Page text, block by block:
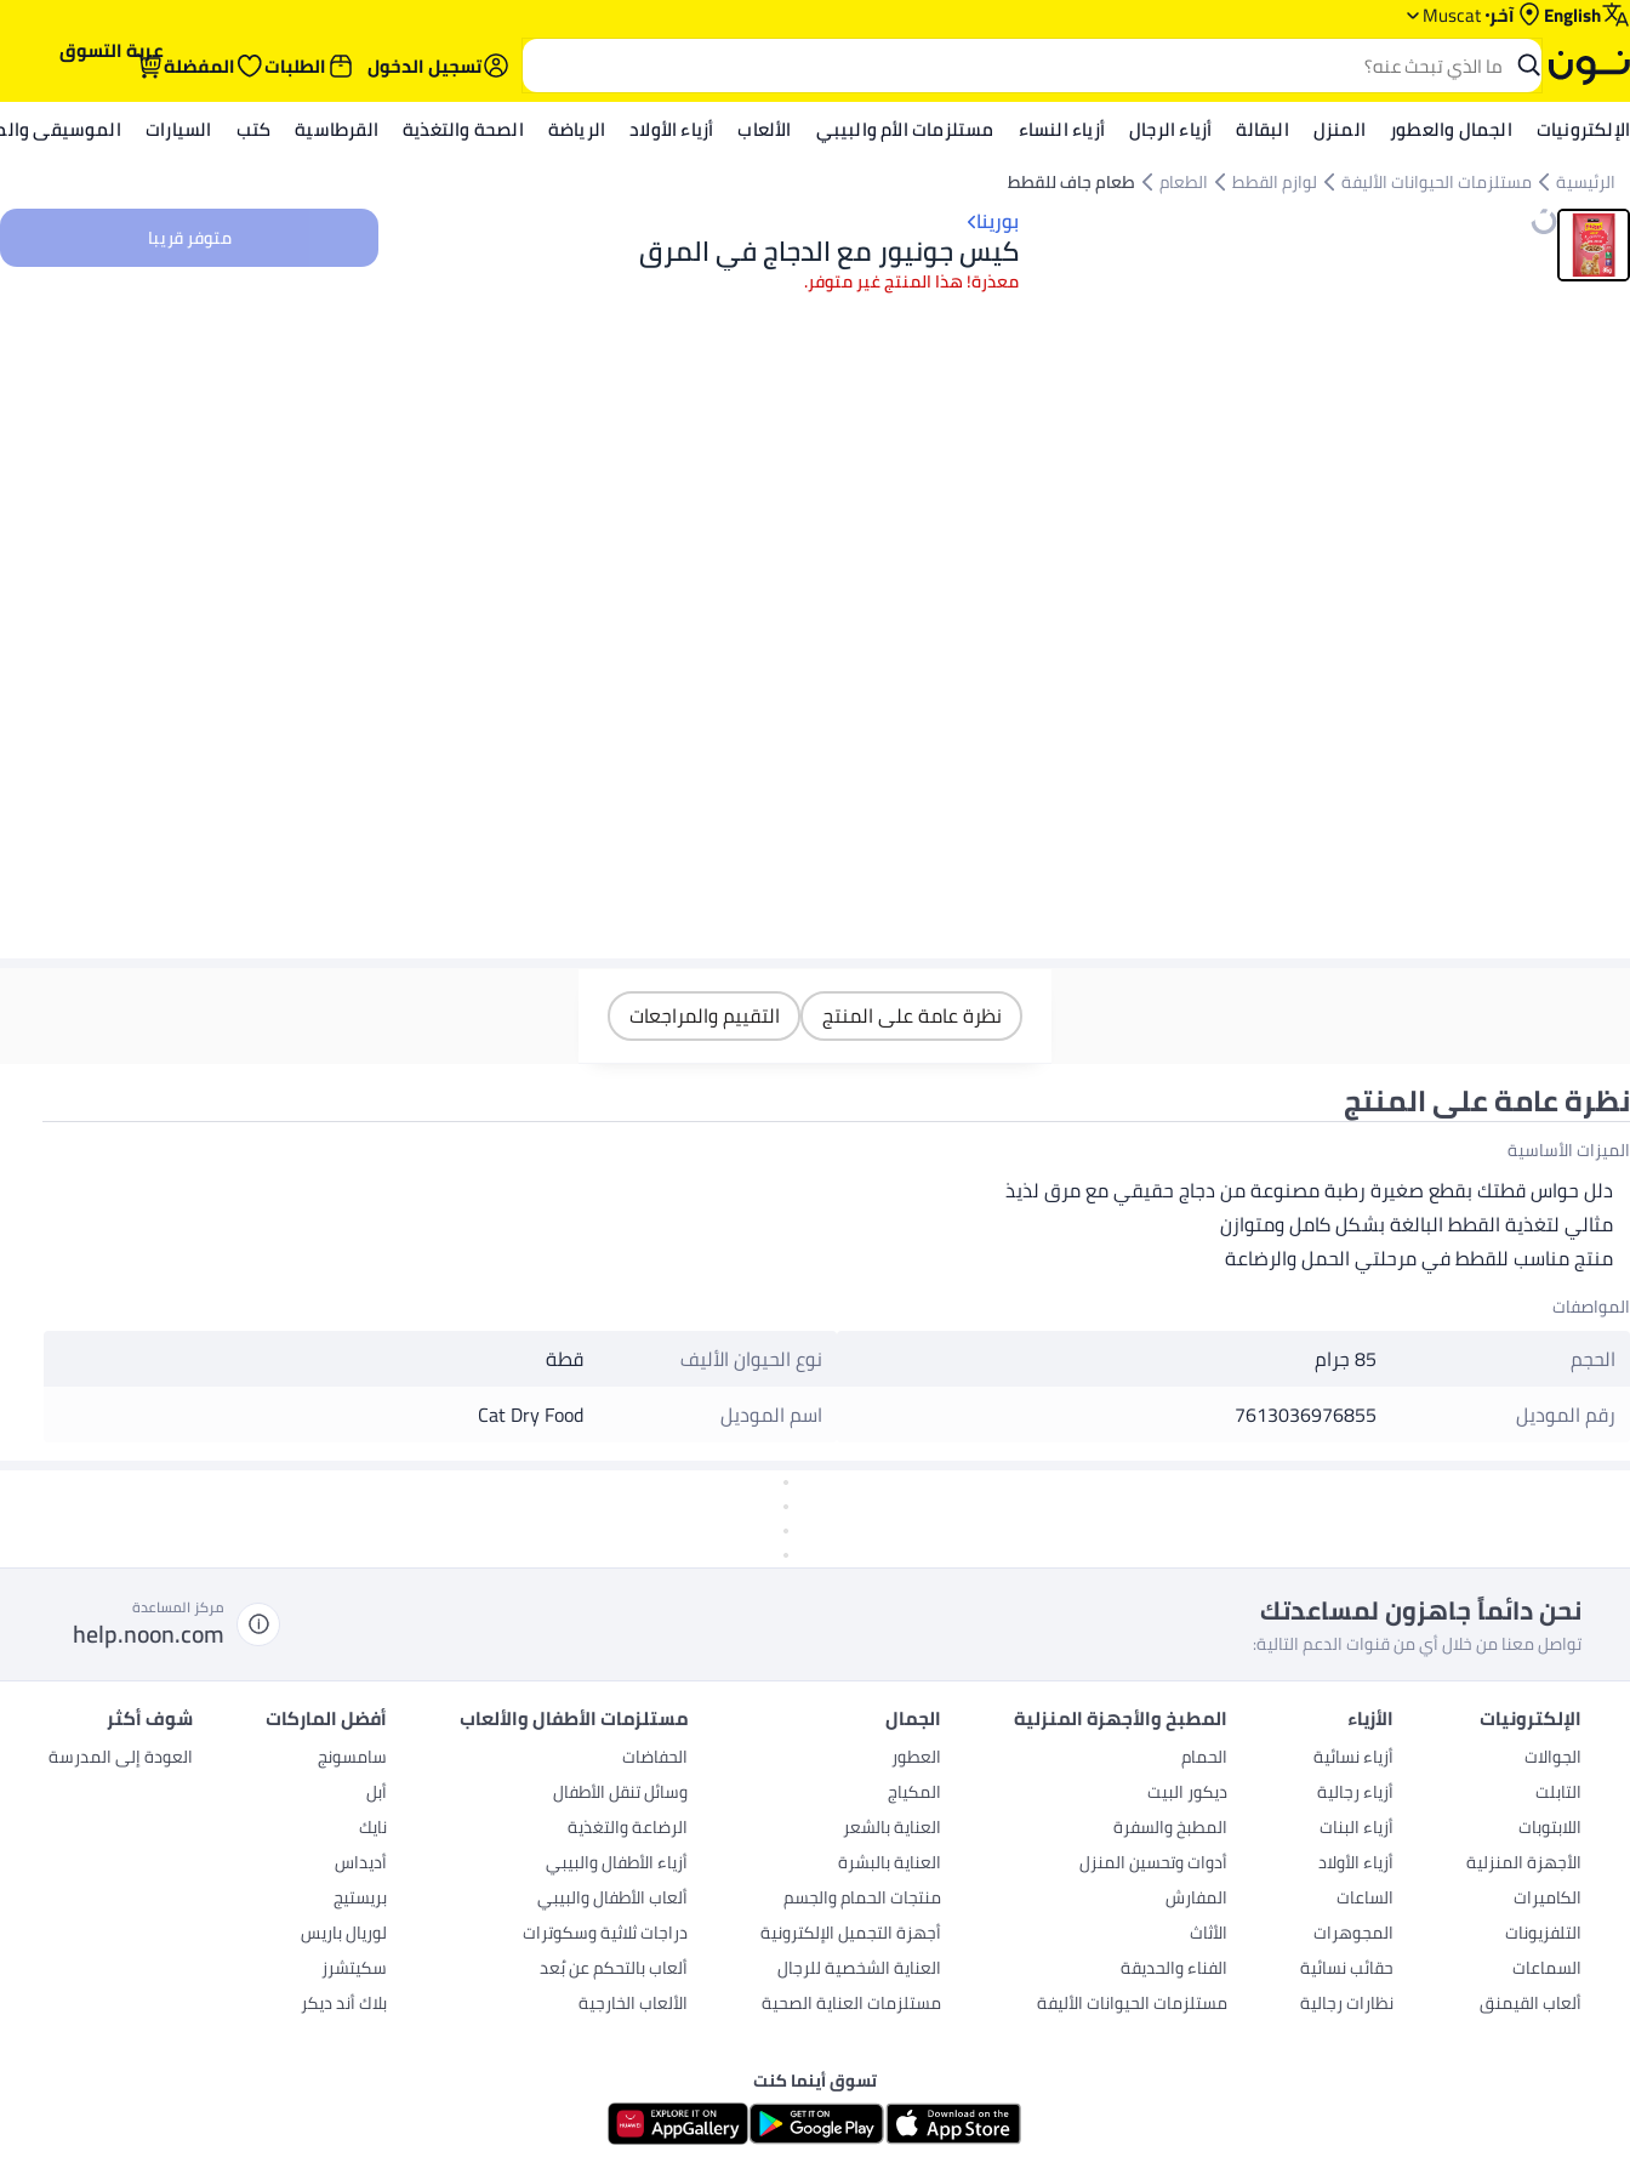
English آخر Muscat
تسجيل الدخول
الطلبات المفضلةعربة التسوق
الإلكترونيات الجمال والعطور المنزل البقالة أزياء الرجال أزياء النساء مستلزمات الأم والبيبي الألعاب أزياء الأولاد الرياضة الصحة والتغذية القرطاسية كتب السيارات الموسيقى
الرئيسية مستلزمات الحيوانات الأليفة لوازم القطط الطعام طعام جاف للقطط
بورينا
كيس جونيور مع الدجاج في المرق
معذرة! هذا المنتج غير متوفر.
متوفر قريبا
نظرة عامة على المنتج التقييم والمراجعات
نظرة عامة على المنتج
الميزات الأساسية
دلل حواس قطتك بقطع صغيرة رطبة مصنوعة من دجاج حقيقي مع مرق لذيذ
مثالي لتغذية القطط البالغة بشكل كامل ومتوازن
منتج مناسب للقطط في مرحلتي الحمل والرضاعة
المواصفات
الحجم
85 جرام
رقم الموديل
7613036976855
نوع الحيوان الأليف
قطة
اسم الموديل
Cat Dry Food
نحن دائماً جاهزون لمساعدتك
تواصل معنا من خلال أي من قنوات الدعم التالية:
مركز المساعدة
help.noon.com
الإلكترونيات
الجوالات
التابلت
اللابتوبات
الأجهزة المنزلية
الكاميرات
التلفزيونات
السماعات
ألعاب القيمنق
الأزياء
أزياء نسائية
أزياء رجالية
أزياء البنات
أزياء الأولاد
الساعات
المجوهرات
حقائب نسائية
نظارات رجالية
المطبخ والأجهزة المنزلية
الحمام
ديكور البيت
المطبخ والسفرة
أدوات وتحسين المنزل
المفارش
الأثاث
الفناء والحديقة
مستلزمات الحيوانات الأليفة
الجمال
العطور
المكياج
العناية بالشعر
العناية بالبشرة
منتجات الحمام والجسم
أجهزة التجميل الإلكترونية
العناية الشخصية للرجال
مستلزمات العناية الصحية
مستلزمات الأطفال والألعاب
الحفاضات
وسائل تنقل الأطفال
الرضاعة والتغذية
أزياء الأطفال والبيبي
ألعاب الأطفال والبيبي
دراجات ثلاثية وسكوترات
ألعاب بالتحكم عن بُعد
الألعاب الخارجية
أفضل الماركات
سامسونج
أبل
نايك
أديداس
بريستيج
لوريال باريس
سكيتشرز
بلاك أند ديكر
شوف أكثر
العودة إلى المدرسة
تسوق أينما كنت